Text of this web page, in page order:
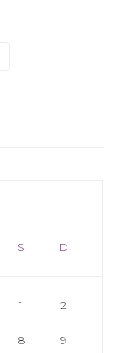
S D
1 2
8 9